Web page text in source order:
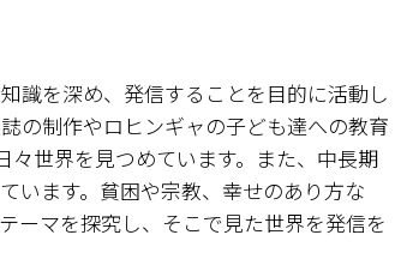
識を深め、発信することを目的に活動し
の制作やロヒンギャの子ども達への教育
世界を見つめています。また、中長期
います。貧困や宗教、幸せのあり方な
ーマを探究し、そこで見た世界を発信を